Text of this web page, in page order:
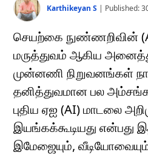
Karthikeyan S | Published:
செயற்கை நுண்ணறிவின்
மருத்துவம் ஆகிய
முன்னணி நிறுவனங்கள்
தனித்துவமான பல
புதிய ஏஐ (AI) மாடலை
இயங்கக்கூடியது என்பது
இமேஜையும்,